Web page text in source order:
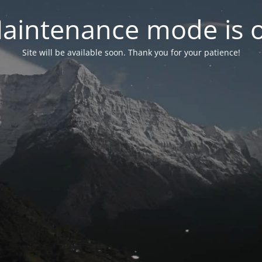
mode is
Site will be available soon. Thank you for your patience!